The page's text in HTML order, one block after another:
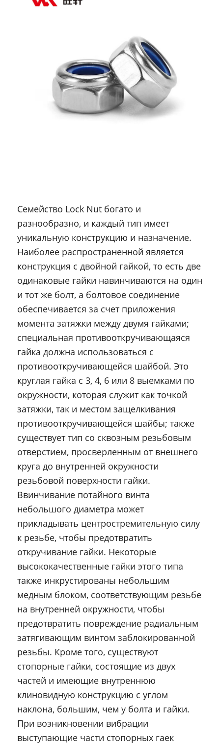
Семейство Lock Nut богато и
разнообразно, и каждый тип имеет
уникальную конструкцию и назначение.
Наиболее распространенной является
конструкция с двойной гайкой, то есть две
одинаковые гайки навинчиваются на один
и тот же болт, а болтовое соединение
обеспечивается за счет приложения
момента затяжки между двумя гайками;
специальная противооткручивающаяся
гайка должна использоваться с
противооткручивающейся шайбой. Это
круглая гайка с 3, 4, 6 или 8 выемками по
окружности, которая служит как точкой
затяжки, так и местом защелкивания
противооткручивающейся шайбы; также
существует тип со сквозным резьбовым
отверстием, просверленным от внешнего
круга до внутренней окружности
резьбовой поверхности гайки.
Ввинчивание потайного винта
небольшого диаметра может
прикладывать центростремительную силу
к резьбе, чтобы предотвратить
откручивание гайки. Некоторые
высококачественные гайки этого типа
также инкрустированы небольшим
медным блоком, соответствующим резьбе
на внутренней окружности, чтобы
предотвратить повреждение радиальным
затягивающим винтом заблокированной
резьбы. Кроме того, существуют
стопорные гайки, состоящие из двух
частей и имеющие внутреннюю
клиновидную конструкцию с углом
наклона, большим, чем у болта и гайки.
При возникновении вибрации
выступающие части стопорных гаек